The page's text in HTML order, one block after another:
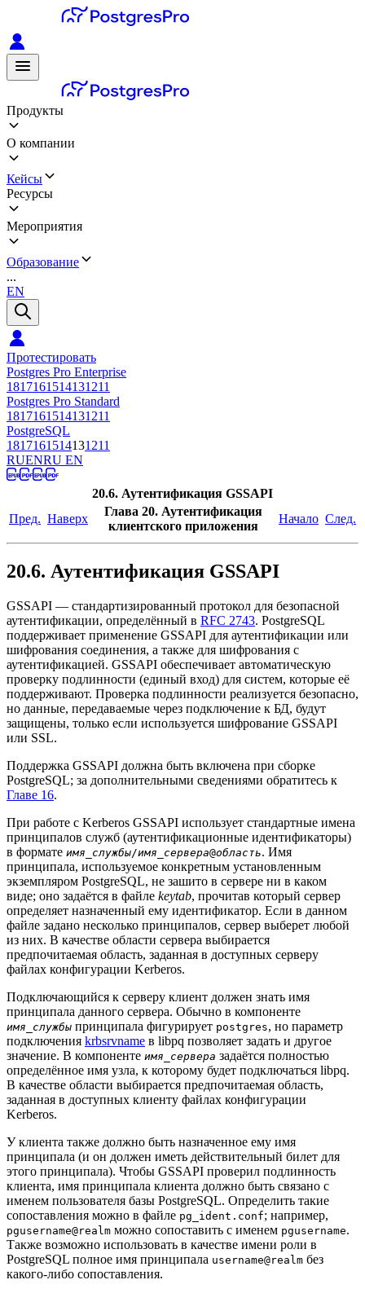
Продукты
О компании
Кейсы
Ресурсы
Мероприятия
Образование
...
EN
Протестировать
Postgres Pro Enterprise
1817161514131211
Postgres Pro Standard
1817161514131211
PostgreSQL
1817161514131211
RUENRU EN
20.6. Аутентификация GSSAPI
Пред. Наверх
Глава 20. Аутентификация
клиентского приложения
Начало След.
20.6. Аутентификация GSSAPI
GSSAPI — стандартизированный протокол для безопасной
аутентификации, определённый в RFC 2743. PostgreSQL
поддерживает применение GSSAPI для аутентификации или
шифрования соединения, а также для шифрования с
аутентификацией. GSSAPI обеспечивает автоматическую
проверку подлинности (единый вход) для систем, которые её
поддерживают. Проверка подлинности реализуется безопасно,
но данные, передаваемые через подключение к БД, будут
защищены, только если используется шифрование GSSAPI
или SSL.
Поддержка GSSAPI должна быть включена при сборке
PostgreSQL; за дополнительными сведениями обратитесь к
Главе 16.
При работе с Kerberos GSSAPI использует стандартные имена
принципалов служб (аутентификационные идентификаторы)
в формате имя_службы/имя_сервера@область. Имя
принципала, используемое конкретным установленным
экземпляром PostgreSQL, не зашито в сервере ни в каком
виде; оно задаётся в файле keytab, прочитав который сервер
определяет назначенный ему идентификатор. Если в данном
файле задано несколько принципалов, сервер выберет любой
из них. В качестве области сервера выбирается
предпочитаемая область, заданная в доступных серверу
файлах конфигурации Kerberos.
Подключающийся к серверу клиент должен знать имя
принципала данного сервера. Обычно в компоненте
имя_службы принципала фигурирует postgres, но параметр
подключения krbsrvname в libpq позволяет задать и другое
значение. В компоненте имя_сервера задаётся полностью
определённое имя узла, к которому будет подключаться libpq.
В качестве области выбирается предпочитаемая область,
заданная в доступных клиенту файлах конфигурации
Kerberos.
У клиента также должно быть назначенное ему имя
принципала (и он должен иметь действительный билет для
этого принципала). Чтобы GSSAPI проверил подлинность
клиента, имя принципала клиента должно быть связано с
именем пользователя базы PostgreSQL. Определить такие
сопоставления можно в файле pg_ident.conf; например,
pgusername@realm можно сопоставить с именем pgusername.
Также возможно использовать в качестве имени роли в
PostgreSQL полное имя принципала username@realm без
какого-либо сопоставления.